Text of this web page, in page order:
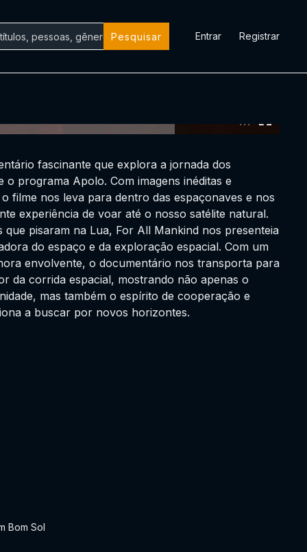
Pesquisar Entrar Registrar
fascinante que explora a jornada dos
programa Apolo. Com imagens inéditas e
filme nos leva para dentro das espaçonaves e nos
experiência de voar até o nosso satélite natural.
pisaram na Lua, For All Mankind nos presenteia
do espaço e da exploração espacial. Com um
envolvente, o documentário nos transporta para
da corrida espacial, mostrando não apenas o
mas também o espírito de cooperação e
a buscar por novos horizontes.
Bom Sol